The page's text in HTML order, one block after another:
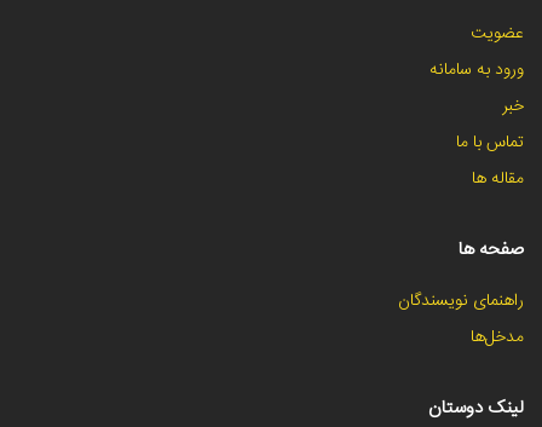
عضویت
ورود به سامانه
خبر
تماس با ما
مقاله ها
صفحه ها
راهنمای نویسندگان
مدخل‌ها
لینک دوستان